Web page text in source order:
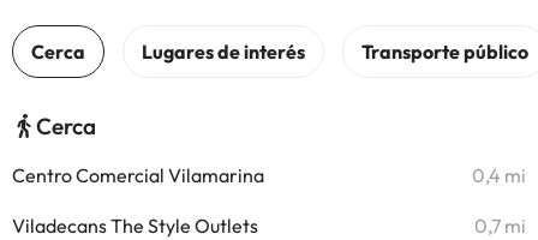
Cerca
Centro Comercial Vilamarina 0,4 mi
Viladecans The Style Outlets 0,7 mi